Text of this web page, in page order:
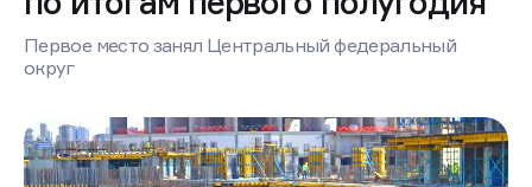
Первое место занял Центральный федеральный
округ